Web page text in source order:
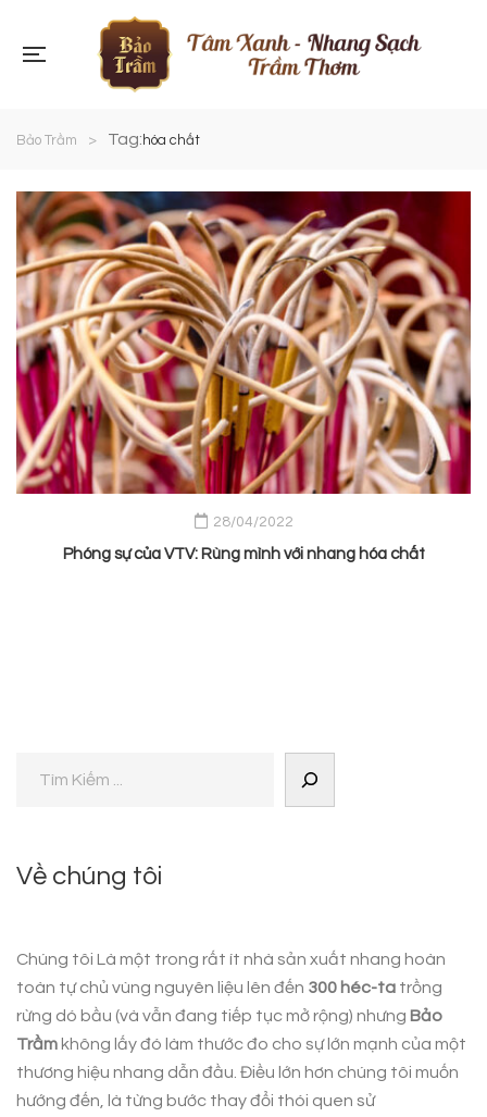
Bảo Trầm > Tag: hóa chất
28/04/2022
Phóng sự của VTV: Rùng mình với nhang hóa chất
Về chúng tôi
Chúng tôi Là một trong rất ít nhà sản xuất nhang hoàn
toàn tự chủ vùng nguyên liệu lên đến 300 héc-ta trồng
rừng dó bầu (và vẫn đang tiếp tục mở rộng) nhưng Bảo
Trầm không lấy đó làm thước đo cho sự lớn mạnh của một
thương hiệu nhang dẫn đầu. Điều lớn hơn chúng tôi muốn
hướng đến, là từng bước thay đổi thói quen sử